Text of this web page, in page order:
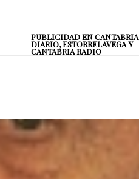
PUBLICIDAD EN CANTABRIA
DIARIO, ESTORRELAVEGA Y
CANTABRIA RADIO